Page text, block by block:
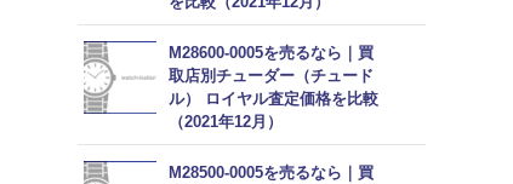
M28600-0005を売るなら｜買
取店別チューダー（チュード
ル） ロイヤル査定価格を比較
（2021年12月）
M28500-0005を売るなら｜買